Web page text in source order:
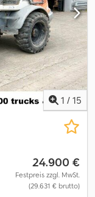
Diesel Make of
Number of
condition:
Rental
information
1 / 15
24.900 €
Festpreis zzgl. MwSt.
(29.631 € brutto)